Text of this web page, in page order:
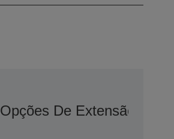
Opções De Extensão De